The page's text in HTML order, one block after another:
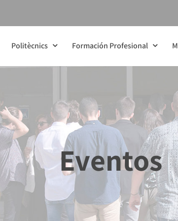
Politècnics Formación Profesional
Eventos